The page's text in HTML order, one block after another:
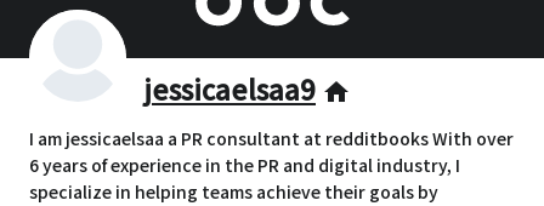
jessicaelsaa9 home
I am jessicaelsaa a PR consultant at redditbooks With over
6 years of experience in the PR and digital industry, I
specialize in helping teams achieve their goals by